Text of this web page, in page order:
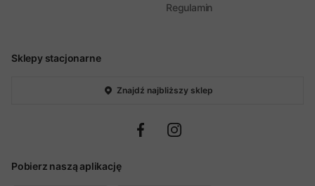
Sklepy stacjonarne
Znajdź najbliższy sklep
Pobierz naszą aplikację
Regulamin